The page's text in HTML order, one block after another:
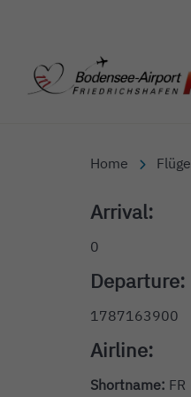
Home Flüge
Arrival:
0
Departure:
1787163900
Airline:
Shortname: FR